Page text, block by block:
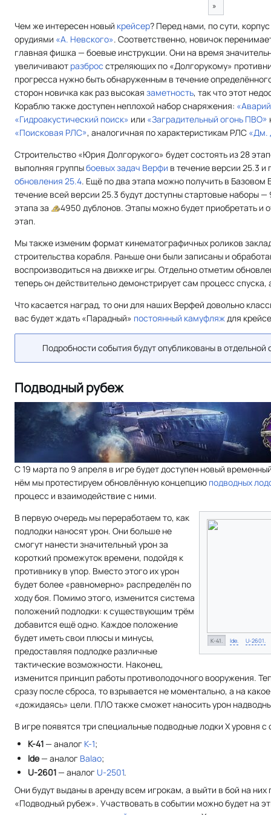
»
Чем же интересен новый крейсер? Перед нами, по сути,
орудиями «А. Невского». Соответственно, новичок
главная фишка — боевые инструкции. Они на время
увеличивают разброс стреляющих по «Долгорукому»
прогресса нужно быть обнаруженным в течение
сторон новичка как раз высокая заметность, так что этот
Кораблю также доступен неплохой набор снаряжения:
«Гидроакустический поиск» или «Заградительный огонь ПВО»
«Поисковая РЛС», аналогичная по характеристикам РЛС «Дм.
Строительство «Юрия Долгорукого» будет состоять из 28
выполняя группыбоевых задач Верфи в течение версии 25.3 и
обновления 25.4. Ещё по два этапа можно получить в Базовом
течение всей версии 25.3 будут доступны стартовые наборы —
этапа за
4950 дублонов. Этапы можно будет приобретать и
этап.
Мы также изменим формат кинематографичных роликов
строительства корабля. Раньше они были записаны и
воспроизводиться на движке игры. Отдельно отметим
теперь он действительно демонстрирует сам процесс спуска,
Что касается наград, то они для наших Верфей довольно
вас будет ждать «Парадный» постоянный камуфляждля
Подробности события будут опубликованы в отдельной
Подводный рубеж
С 19 марта по 9 апреля в игре будет доступен новый
нём мы протестируем обновлённую концепцию подводных
процесс и взаимодействие с ними.
К-41. Ide. U-2601.
В первую очередь мы переработаем то, как
подлодки наносят урон. Они больше не
смогут нанести значительный урон за
короткий промежуток времени, подойдя к
противнику в упор. Вместо этого их урон
будет более «равномерно» распределён по
ходу боя. Помимо этого, изменится система
положений подлодки: к существующим трём
добавится ещё одно. Каждое положение
будет иметь свои плюсы и минусы,
предоставляя подлодке различные
тактические возможности. Наконец,
изменится принцип работы противолодочного вооружения.
сразу после сброса, то взрывается не моментально, а на
«дожидаясь» цели. ПЛО также сможет наносить урон
В игре появятся три специальные подводные лодки Х уровня
К-41— аналог К-1;
Ide— аналог Balao;
U-2601— аналог U-2501.
Они будут выданы в аренду всем игрокам, а выйти в бой на
«Подводный рубеж». Участвовать в событии можно будет на